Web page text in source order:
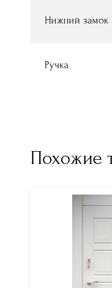
Нижний замок
Ручка
Похожие